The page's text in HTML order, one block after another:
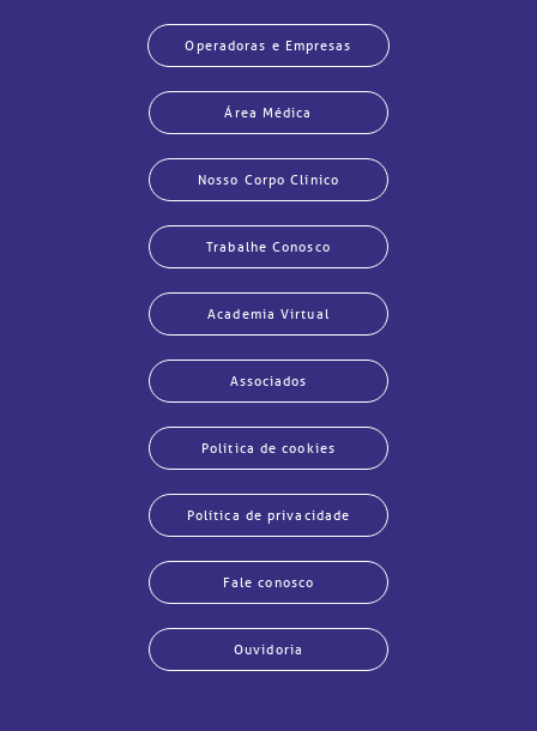
Operadoras e Empresas
Área Médica
Nosso Corpo Clínico
Trabalhe Conosco
Academia Virtual
Associados
Política de cookies
Política de privacidade
Fale conosco
Ouvidoria